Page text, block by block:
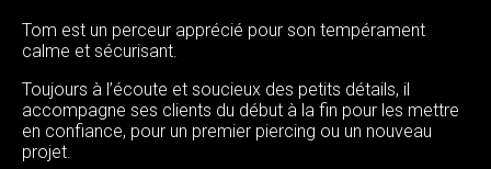
Tom est un perceur apprécié pour son tempérament
calme et sécurisant.
Toujours à l’écoute et soucieux des petits détails, il
accompagne ses clients du début à la fin pour les mettre
en confiance, pour un premier piercing ou un nouveau
projet.